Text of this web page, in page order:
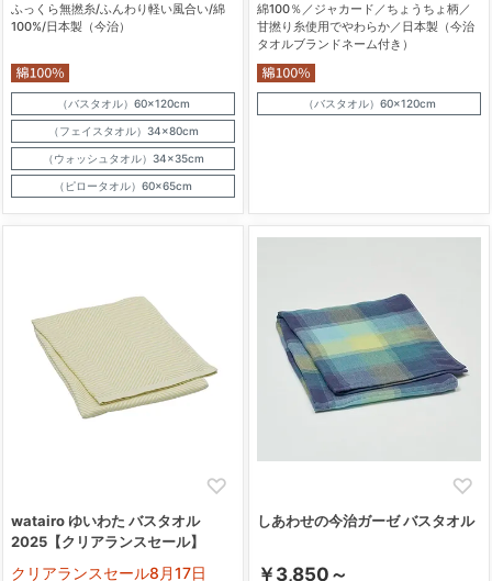
ふっくら無撚糸/ふんわり軽い風合い/綿
100%/日本製（今治）
（バスタオル）60×120cm
（フェイスタオル）34×80cm
（ウォッシュタオル）34×35cm
（ピロータオル）60×65cm
綿100％／ジャカード／ちょうちょ柄／
甘撚り糸使用でやわらか／日本製（今治
タオルブランドネーム付き）
（バスタオル）60×120cm
watairo ゆいわた バスタオル
2025【クリアランスセール】
クリアランスセール8月17日
しあわせの今治ガーゼ バスタオル
￥3,850～